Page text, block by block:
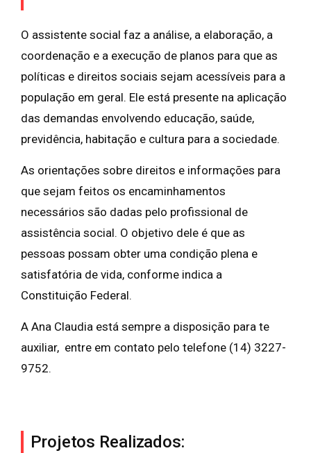
O assistente social faz a análise, a elaboração, a
coordenação e a execução de planos para que as
políticas e direitos sociais sejam acessíveis para a
população em geral. Ele está presente na aplicação
das demandas envolvendo educação, saúde,
previdência, habitação e cultura para a sociedade.
As orientações sobre direitos e informações para
que sejam feitos os encaminhamentos
necessários são dadas pelo profissional de
assistência social. O objetivo dele é que as
pessoas possam obter uma condição plena e
satisfatória de vida, conforme indica a
Constituição Federal.
A Ana Claudia está sempre a disposição para te
auxiliar, entre em contato pelo telefone (14) 3227-
9752.
Projetos Realizados: